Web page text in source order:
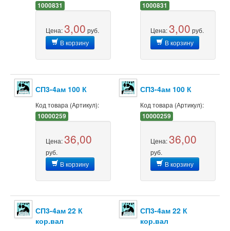
1000831
Цена:3,00 руб.
В корзину
1000831
Цена:3,00 руб.
В корзину
СП3-4ам 100 К
Код товара (Артикул):
10000259
Цена:36,00
руб.
В корзину
СП3-4ам 100 К
Код товара (Артикул):
10000259
Цена:36,00
руб.
В корзину
СП3-4ам 22 К
кор.вал
СП3-4ам 22 К
кор.вал